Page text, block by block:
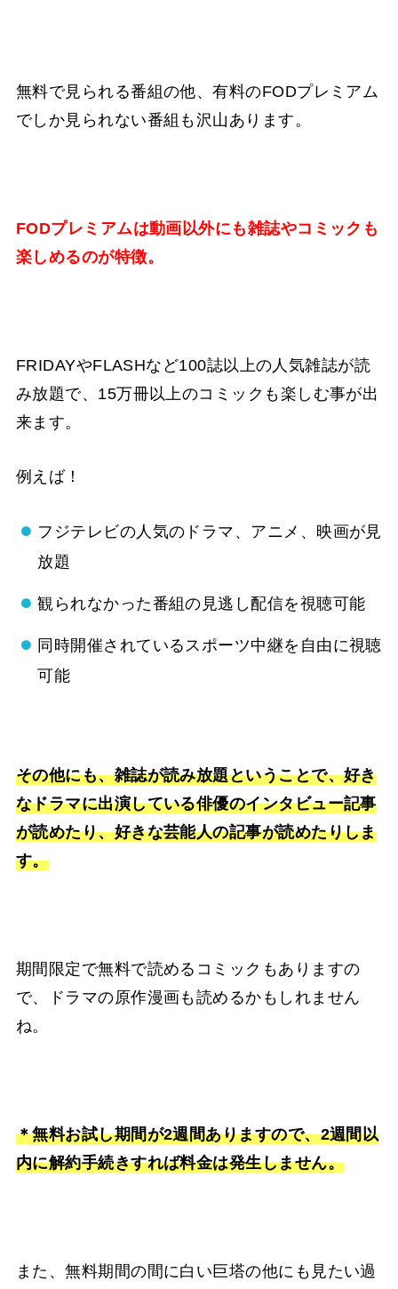
無料で見られる番組の他、有料のFODプレミアム
でしか見られない番組も沢山あります。
FODプレミアムは動画以外にも雑誌やコミックも
楽しめるのが特徴。
FRIDAYやFLASHなど100誌以上の人気雑誌が読
み放題で、15万冊以上のコミックも楽しむ事が出
来ます。
例えば！
フジテレビの人気のドラマ、アニメ、映画が見
放題
観られなかった番組の見逃し配信を視聴可能
同時開催されているスポーツ中継を自由に視聴
可能
その他にも、雑誌が読み放題ということで、好き
なドラマに出演している俳優のインタビュー記事
が読めたり、好きな芸能人の記事が読めたりしま
す。
期間限定で無料で読めるコミックもありますの
で、ドラマの原作漫画も読めるかもしれません
ね。
＊無料お試し期間が2週間ありますので、2週間以
内に解約手続きすれば料金は発生しません。
また、無料期間の間に白い巨塔の他にも見たい過